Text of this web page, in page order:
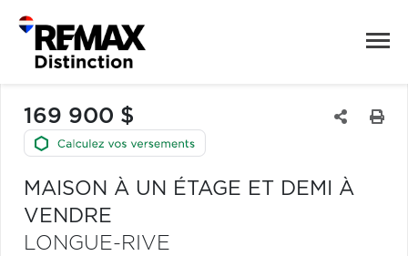
169 900 $
MAISON À UN ÉTAGE ET DEMI À
VENDRE
LONGUE-RIVE